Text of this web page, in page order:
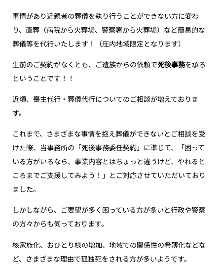
事情があり近親者の葬儀を執り行うことができない方に変わ
り、直葬（病院から火葬場、警察署から火葬場）など簡易的な
葬儀等を代行いたします！（庄内地域限定となります）
生前のご契約がなくとも、ご遺族からの依頼で死後事務を承る
ということです！！
近頃、喪主代行・葬儀代行についてのご相談が増えておりま
す。
これまで、さまざまな事情を抱え葬儀ができないとご相談を受
けた際、当事務所の「死後事務委任契約」に準じて、「困って
いる方がいるなら、事業内容とはちょっと違うけど、やれると
ころまでご支援してみよう！」とご対応させていただいており
ました。
しかしながら、ご要望が多く困っている方が多いと行政や警察
の方々からも伺っております。
核家族化、おひとり様の増加、地域での関係性の希薄化などな
ど、さまざまな理由で孤独死をされる方が多いようです。